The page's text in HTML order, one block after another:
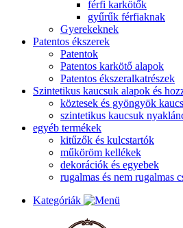
férfi karkötők
gyűrűk férfiaknak
Gyerekeknek
Patentos ékszerek
Patentok
Patentos karkötő alapok
Patentos ékszeralkatrészek
Szintetikus kaucsuk alapok és
köztesek és gyöngyök
szintetikus kaucsuk
egyéb termékek
kitűzők és kulcstartók
műköröm kellékek
dekorációk és egyebek
rugalmas és nem rugalmas
Kategóriák